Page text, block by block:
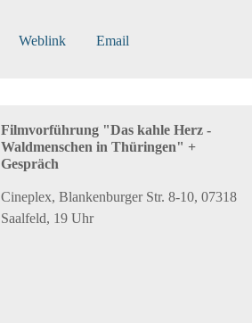
Weblink Email
Filmvorführung "Das kahle Herz -
Waldmenschen in Thüringen" +
Gespräch
Cineplex, Blankenburger Str. 8-10, 07318
Saalfeld, 19 Uhr